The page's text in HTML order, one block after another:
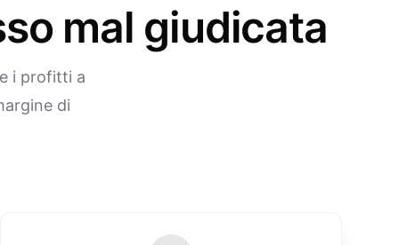
mal giudicata
i profitti a
di